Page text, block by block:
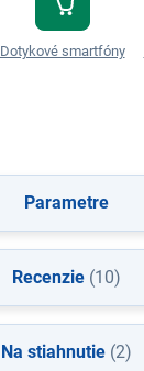
Dotykové smartfóny
Parametre
Recenzie (10)
Na stiahnutie (2)